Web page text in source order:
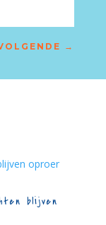
→
blijven